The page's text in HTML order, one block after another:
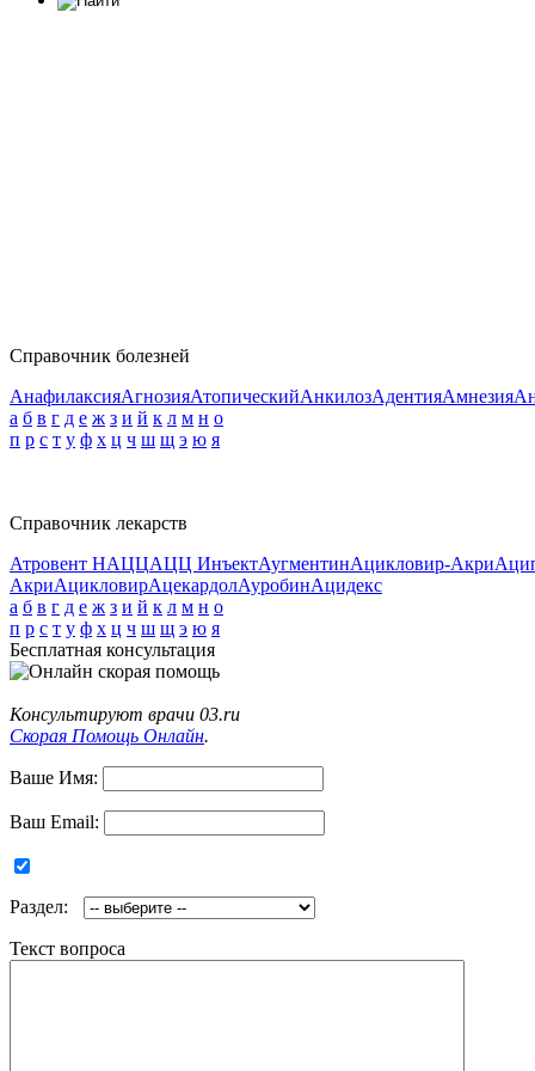
Справочник болезней
АнафилаксияАгнозияАтопическийАнкилозАдентияАмнезия
а б в г д е ж з и й к л м н о
п р с т у ф х ц ч ш щ э ю я
Справочник лекарств
Атровент НАЦЦАЦЦ ИнъектАугментинАцикловир-Акри
АкриАцикловирАцекардолАуробинАцидекс
а б в г д е ж з и й к л м н о
п р с т у ф х ц ч ш щ э ю я
Бесплатная консультация
Консультируют врачи 03.ru
Скорая Помощь Онлайн.
Ваше Имя:
Ваш Email:
Раздел:
Текст вопроса